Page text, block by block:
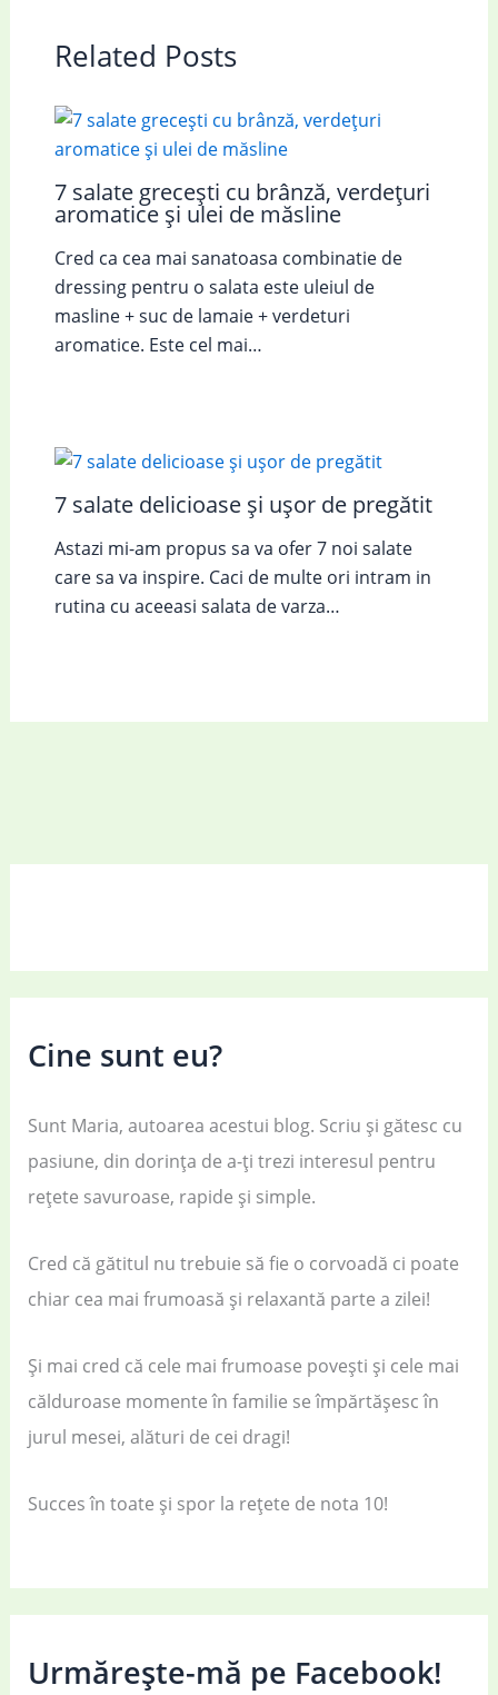
Related Posts
7 salate grecești cu brânză, verdețuri
aromatice și ulei de măsline
Cred ca cea mai sanatoasa combinatie de
dressing pentru o salata este uleiul de
masline + suc de lamaie + verdeturi
aromatice. Este cel mai…
7 salate delicioase și ușor de pregătit
Astazi mi-am propus sa va ofer 7 noi salate
care sa va inspire. Caci de multe ori intram in
rutina cu aceeasi salata de varza…
Cine sunt eu?
Sunt Maria, autoarea acestui blog. Scriu și gătesc cu
pasiune, din dorința de a-ți trezi interesul pentru
rețete savuroase, rapide și simple.
Cred că gătitul nu trebuie să fie o corvoadă ci poate
chiar cea mai frumoasă și relaxantă parte a zilei!
Și mai cred că cele mai frumoase povești și cele mai
călduroase momente în familie se împărtășesc în
jurul mesei, alături de cei dragi!
Succes în toate și spor la rețete de nota 10!
Urmărește-mă pe Facebook!